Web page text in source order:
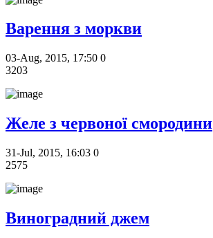
Варення з моркви
03-Aug, 2015, 17:50 0
3203
Желе з червоної смородини
31-Jul, 2015, 16:03 0
2575
Виноградний джем